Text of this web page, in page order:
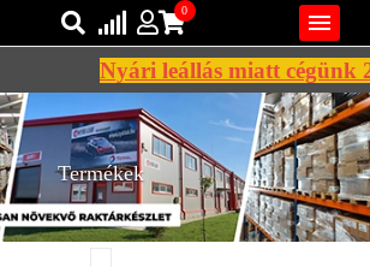

Bejelentkezés
Regisztráció
0
AZ ÖN KOSARA ÜRES
Nyári leállás miatt cégünk
Termékek